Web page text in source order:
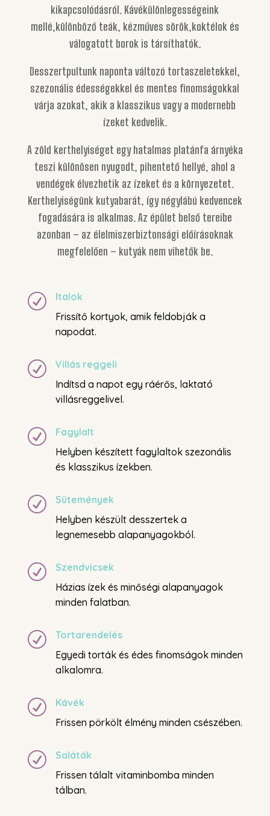
kikapcsolódásról. Kávékülönlegességeink
mellé,különböző teák, kézműves sörök,koktélok és
válogatott borok is társíthatók.
Desszertpultunk naponta változó tortaszeletekkel,
szezonális édességekkel és mentes finomságokkal
várja azokat, akik a klasszikus vagy a modernebb
ízeket kedvelik.
A zöld kerthelyiséget egy hatalmas platánfa árnyéka
teszi különösen nyugodt, pihentető hellyé, ahol a
vendégek élvezhetik az ízeket és a környezetet.
Kerthelyiségünk kutyabarát, így négylábú kedvencek
fogadására is alkalmas. Az épület belső tereibe
azonban – az élelmiszerbiztonsági előírásoknak
megfelelően – kutyák nem vihetők be.
R
Italok
Frissítő kortyok, amik feldobják a
napodat.
R
Villás reggeli
Indítsd a napot egy ráérős, laktató
villásreggelivel.
R
Fagylalt
Helyben készített fagylaltok szezonális
és klasszikus ízekben.
R
Sütemények
Helyben készült desszertek a
legnemesebb alapanyagokból.
R
Szendvicsek
Házias ízek és minőségi alapanyagok
minden falatban.
R
Tortarendelés
Egyedi torták és édes finomságok minden
alkalomra.
R
Kávék
Frissen pörkölt élmény minden csészében.
R
Saláták
Frissen tálalt vitaminbomba minden
tálban.